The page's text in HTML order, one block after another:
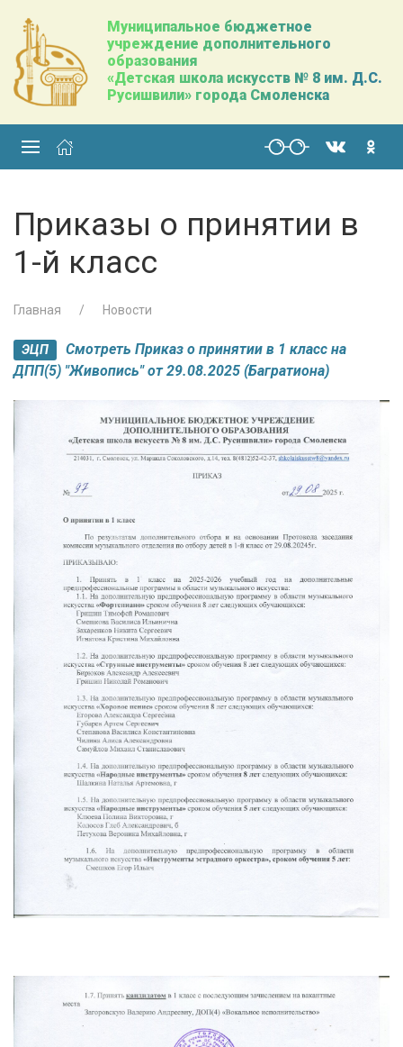
Муниципальное бюджетное
учреждение дополнительного
образования
«Детская школа искусств № 8 им. Д.С.
Русишвили» города Смоленска
Приказы о принятии в
1-й класс
Главная Новости
ЭЦП
Смотреть Приказ о принятии в 1 класс на
ДПП(5) "Живопись" от 29.08.2025 (Багратиона)